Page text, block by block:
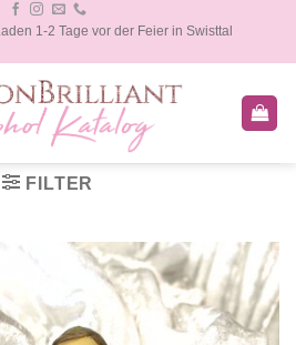
1-2 Tage vor der Feier in Swisttal
FILTER